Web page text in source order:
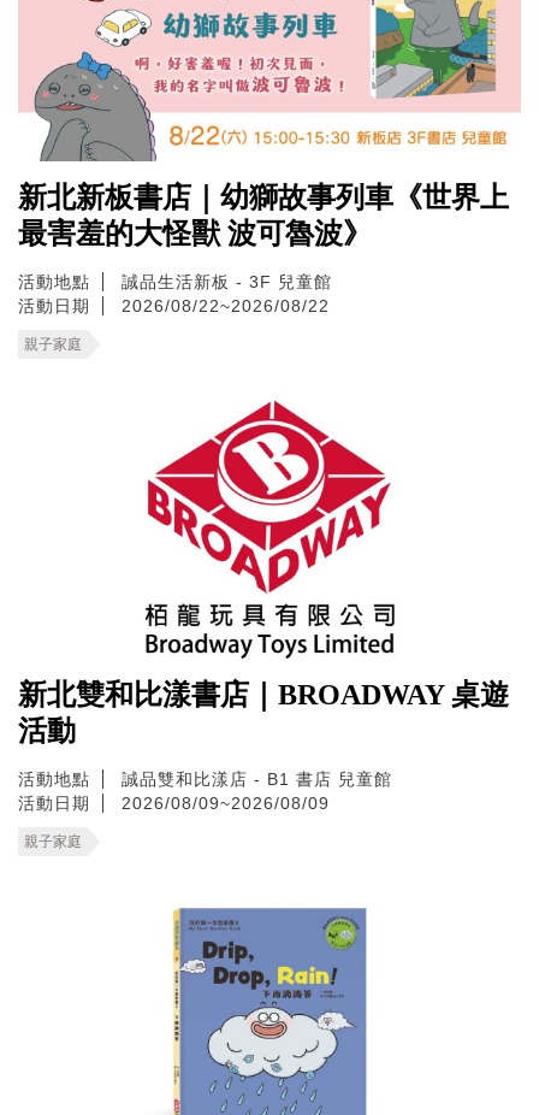
新北新板書店｜幼獅故事列車《世界上
最害羞的大怪獸 波可魯波》
活動地點
誠品生活新板 - 3F 兒童館
活動日期
2026/08/22~2026/08/22
親子家庭
新北雙和比漾書店｜BROADWAY 桌遊
活動
活動地點
誠品雙和比漾店 - B1 書店 兒童館
活動日期
2026/08/09~2026/08/09
親子家庭